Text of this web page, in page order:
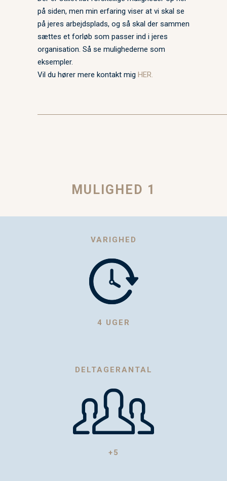
på siden, men min erfaring viser at vi skal se
på jeres arbejdsplads, og så skal der sammen
sættes et forløb som passer ind i jeres
organisation. Så se mulighederne som
eksempler.
Vil du hører mere kontakt mig HER.
MULIGHED 1
VARIGHED
4 UGER
DELTAGERANTAL
+5